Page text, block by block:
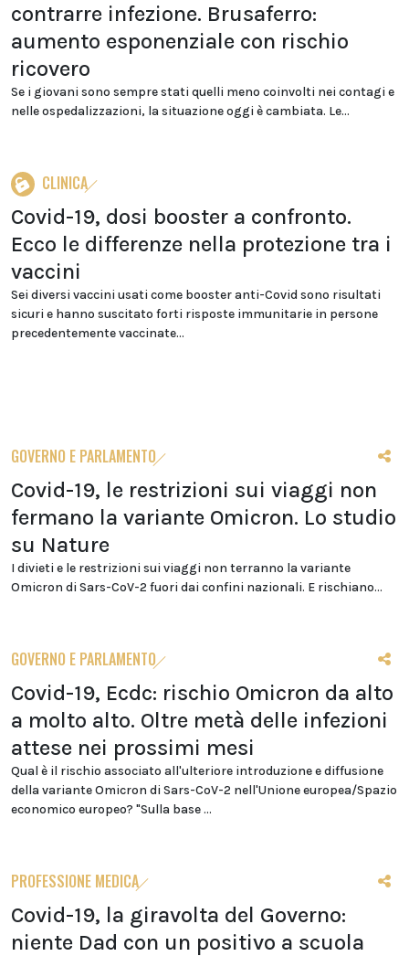
contrarre infezione. Brusaferro:
aumento esponenziale con rischio
ricovero
Se i giovani sono sempre stati quelli meno coinvolti nei contagi e
nelle ospedalizzazioni, la situazione oggi è cambiata. Le...
CLINICA
Covid-19, dosi booster a confronto.
Ecco le differenze nella protezione tra i
vaccini
Sei diversi vaccini usati come booster anti-Covid sono risultati
sicuri e hanno suscitato forti risposte immunitarie in persone
precedentemente vaccinate...
GOVERNO E PARLAMENTO
Covid-19, le restrizioni sui viaggi non
fermano la variante Omicron. Lo studio
su Nature
I divieti e le restrizioni sui viaggi non terranno la variante
Omicron di Sars-CoV-2 fuori dai confini nazionali. E rischiano...
GOVERNO E PARLAMENTO
Covid-19, Ecdc: rischio Omicron da alto
a molto alto. Oltre metà delle infezioni
attese nei prossimi mesi
Qual è il rischio associato all'ulteriore introduzione e diffusione
della variante Omicron di Sars-CoV-2 nell'Unione europea/Spazio
economico europeo? "Sulla base ...
PROFESSIONE MEDICA
Covid-19, la giravolta del Governo:
niente Dad con un positivo a scuola